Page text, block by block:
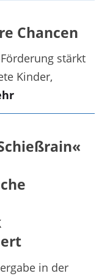
Chancen
stärkt
Kinder,
in der